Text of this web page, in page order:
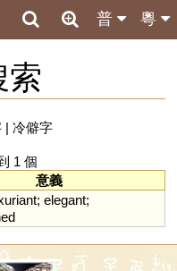
粵
普
| 冷僻字
1 個
意義
; elegant;